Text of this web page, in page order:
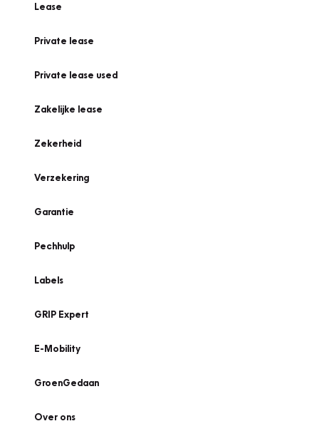
Lease
Private lease
Private lease used
Zakelijke lease
Zekerheid
Verzekering
Garantie
Pechhulp
Labels
GRIP Expert
E-Mobility
GroenGedaan
Over ons